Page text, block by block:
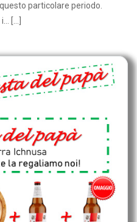
particolare periodo.
[…]